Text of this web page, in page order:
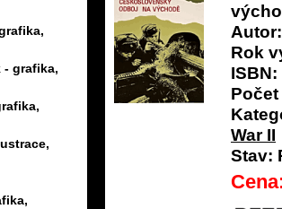
- grafika,
Autor:
Rok
ISBN:
War II
Stav: